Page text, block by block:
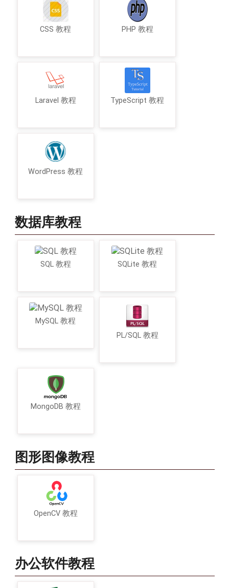
CSS 教程 PHP 教程
Laravel 教程 TypeScript 教程
WordPress 教程
数据库教程
SQL 教程 SQLite 教程
MySQL 教程
PL/SQL 教程
MongoDB 教程
图形图像教程
OpenCV 教程
办公软件教程